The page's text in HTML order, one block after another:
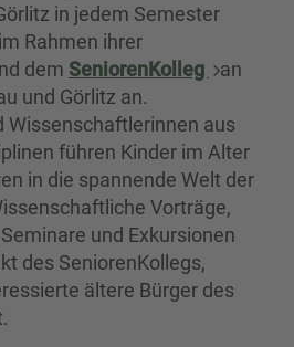
in jedem Semester
Rahmen ihrer
dem SeniorenKolleg
an
und Görlitz an.
Wissenschaftlerinnen aus
führen Kinder im Alter
in die spannende Welt der
Vorträge,
und Exkursionen
des SeniorenKollegs,
ältere Bürger des